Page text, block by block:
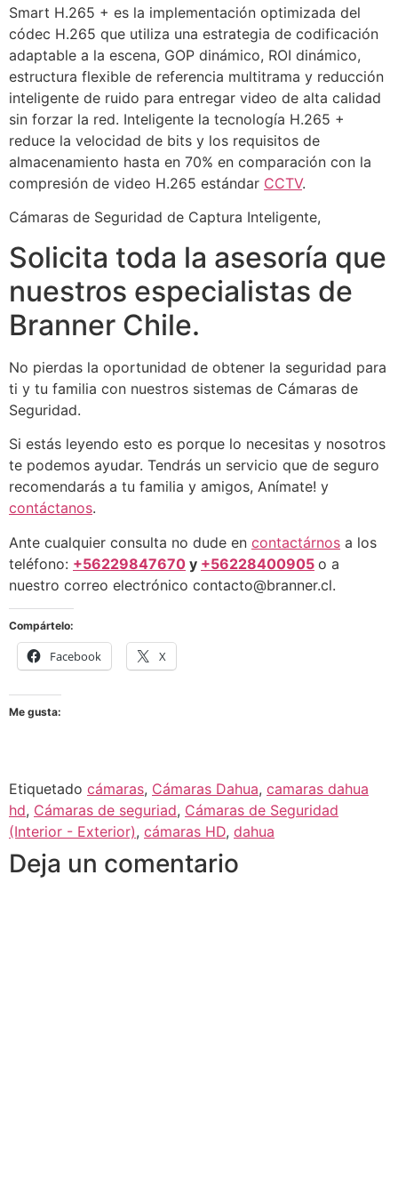
Smart H.265 + es la implementación optimizada del
códec H.265 que utiliza una estrategia de codificación
adaptable a la escena, GOP dinámico, ROI dinámico,
estructura flexible de referencia multitrama y reducción
inteligente de ruido para entregar video de alta calidad
sin forzar la red. Inteligente la tecnología H.265 +
reduce la velocidad de bits y los requisitos de
almacenamiento hasta en 70% en comparación con la
compresión de video H.265 estándar CCTV.
Cámaras de Seguridad de Captura Inteligente,
Solicita toda la asesoría que
nuestros especialistas de
Branner Chile.
No pierdas la oportunidad de obtener la seguridad para
ti y tu familia con nuestros sistemas de Cámaras de
Seguridad.
Si estás leyendo esto es porque lo necesitas y nosotros
te podemos ayudar. Tendrás un servicio que de seguro
recomendarás a tu familia y amigos, Anímate! y
contáctanos.
Ante cualquier consulta no dude en contactárnos a los
teléfono: +56229847670 y +56228400905 o a
nuestro correo electrónico contacto@branner.cl.
Compártelo:
Facebook X
Me gusta:
Etiquetado cámaras, Cámaras Dahua, camaras dahua
hd, Cámaras de seguriad, Cámaras de Seguridad
(Interior - Exterior), cámaras HD, dahua
Deja un comentario